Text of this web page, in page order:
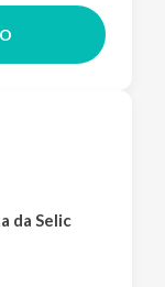
da Selic